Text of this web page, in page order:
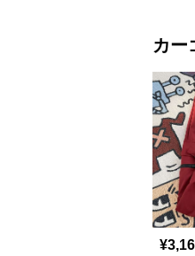
カー
¥